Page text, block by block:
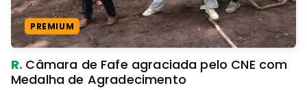
PREMIUM
R. Câmara de Fafe agraciada pelo CNE com
Medalha de Agradecimento